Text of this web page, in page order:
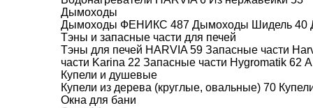
Дымоходы
Дымоходы ФЕНИКС 487 Дымоходы Шидель 40
Тэны и запасные части для печей
Тэны для печей HARVIA59 Запасные части
части Karina 22 Запасные части Hygromatik 62
Купели и душевые
Купели из дерева (круглые, овальные) 70
Окна для бани